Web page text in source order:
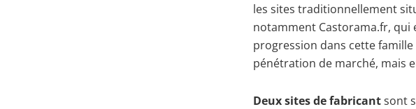
les sites traditionnellement
notamment Castorama.fr, qui
progression dans cette
pénétration de marché, mais
Deux sites de fabricantsont